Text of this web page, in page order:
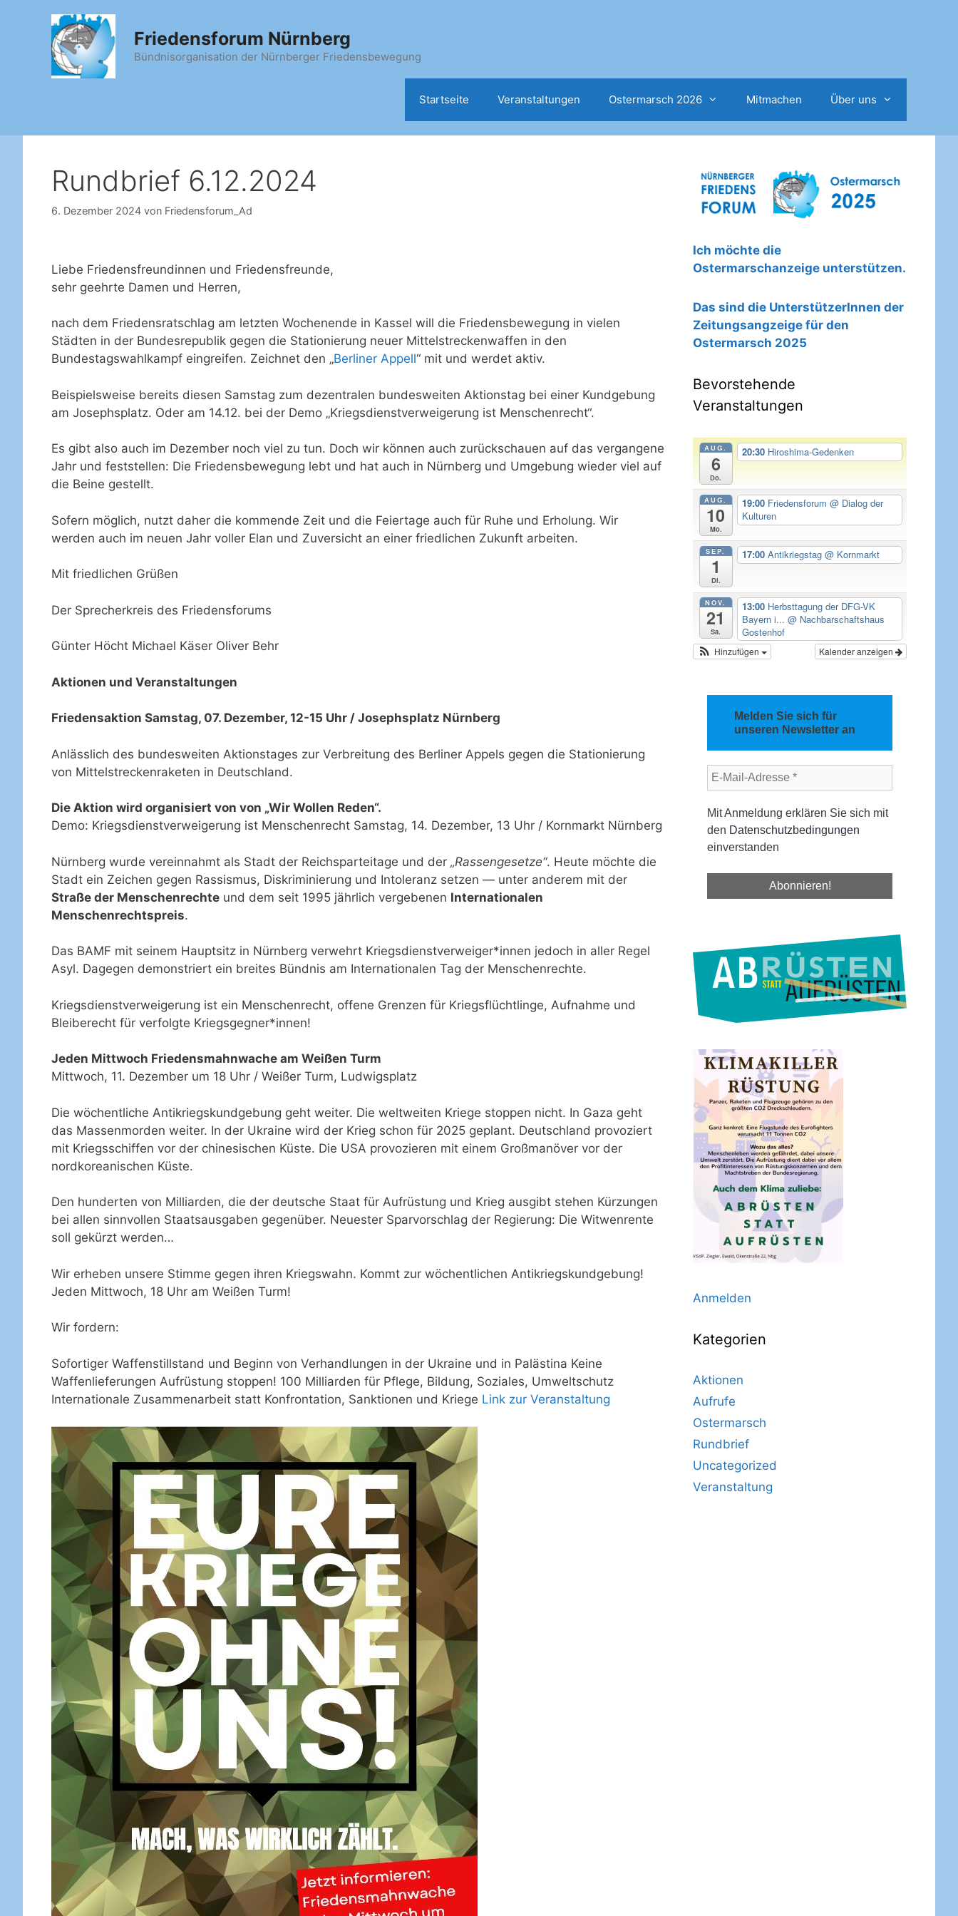
Friedensforum Nürnberg
Bündnisorganisation der Nürnberger Friedensbewegung
Startseite Veranstaltungen Ostermarsch 2026 Mitmachen Über uns
Rundbrief 6.12.2024
6. Dezember 2024 von Friedensforum_Ad
Liebe Friedensfreundinnen und Friedensfreunde,
sehr geehrte Damen und Herren,
nach dem Friedensratschlag am letzten Wochenende in Kassel will die Friedensbewegung in vielen
Städten in der Bundesrepublik gegen die Stationierung neuer Mittelstreckenwaffen in den
Bundestagswahlkampf eingreifen. Zeichnet den „Berliner Appell“ mit und werdet aktiv.
Beispielsweise bereits diesen Samstag zum dezentralen bundesweiten Aktionstag bei einer Kundgebung
am Josephsplatz. Oder am 14.12. bei der Demo „Kriegsdienstverweigerung ist Menschenrecht“.
Es gibt also auch im Dezember noch viel zu tun. Doch wir können auch zurückschauen auf das vergangene
Jahr und feststellen: Die Friedensbewegung lebt und hat auch in Nürnberg und Umgebung wieder viel auf
die Beine gestellt.
Sofern möglich, nutzt daher die kommende Zeit und die Feiertage auch für Ruhe und Erholung. Wir
werden auch im neuen Jahr voller Elan und Zuversicht an einer friedlichen Zukunft arbeiten.
Mit friedlichen Grüßen
Der Sprecherkreis des Friedensforums
Günter Höcht Michael Käser Oliver Behr
Aktionen und Veranstaltungen
Friedensaktion Samstag, 07. Dezember, 12-15 Uhr / Josephsplatz Nürnberg
Anlässlich des bundesweiten Aktionstages zur Verbreitung des Berliner Appels gegen die Stationierung
von Mittelstreckenraketen in Deutschland.
Die Aktion wird organisiert von von „Wir Wollen Reden“.
Demo: Kriegsdienstverweigerung ist Menschenrecht Samstag, 14. Dezember, 13 Uhr / Kornmarkt Nürnberg
Nürnberg wurde vereinnahmt als Stadt der Reichsparteitage und der „Rassengesetze“. Heute möchte die
Stadt ein Zeichen gegen Rassismus, Diskriminierung und Intoleranz setzen — unter anderem mit der
Straße der Menschenrechte und dem seit 1995 jährlich vergebenen Internationalen
Menschenrechtspreis.
Das BAMF mit seinem Hauptsitz in Nürnberg verwehrt Kriegsdienstverweiger*innen jedoch in aller Regel
Asyl. Dagegen demonstriert ein breites Bündnis am Internationalen Tag der Menschenrechte.
Kriegsdienstverweigerung ist ein Menschenrecht, offene Grenzen für Kriegsflüchtlinge, Aufnahme und
Bleiberecht für verfolgte Kriegsgegner*innen!
Jeden Mittwoch Friedensmahnwache am Weißen Turm
Mittwoch, 11. Dezember um 18 Uhr / Weißer Turm, Ludwigsplatz
Die wöchentliche Antikriegskundgebung geht weiter. Die weltweiten Kriege stoppen nicht. In Gaza geht
das Massenmorden weiter. In der Ukraine wird der Krieg schon für 2025 geplant. Deutschland provoziert
mit Kriegsschiffen vor der chinesischen Küste. Die USA provozieren mit einem Großmanöver vor der
nordkoreanischen Küste.
Den hunderten von Milliarden, die der deutsche Staat für Aufrüstung und Krieg ausgibt stehen Kürzungen
bei allen sinnvollen Staatsausgaben gegenüber. Neuester Sparvorschlag der Regierung: Die Witwenrente
soll gekürzt werden…
Wir erheben unsere Stimme gegen ihren Kriegswahn. Kommt zur wöchentlichen Antikriegskundgebung!
Jeden Mittwoch, 18 Uhr am Weißen Turm!
Wir fordern:
Sofortiger Waffenstillstand und Beginn von Verhandlungen in der Ukraine und in Palästina Keine
Waffenlieferungen Aufrüstung stoppen! 100 Milliarden für Pflege, Bildung, Soziales, Umweltschutz
Internationale Zusammenarbeit statt Konfrontation, Sanktionen und Kriege Link zur Veranstaltung
Ich möchte die
Ostermarschanzeige unterstützen.
Das sind die UnterstützerInnen der
Zeitungsangzeige für den
Ostermarsch 2025
Bevorstehende
Veranstaltungen
AUG.
6
Do.
20:30 Hiroshima-Gedenken
AUG.
10
Mo.
19:00 Friedensforum @ Dialog der
Kulturen
SEP.
1
Di.
17:00 Antikriegstag @ Kornmarkt
NOV.
21
Sa.
13:00 Herbsttagung der DFG-VK
Bayern i... @ Nachbarschaftshaus
Gostenhof
Kalender anzeigen
Hinzufügen
Melden Sie sich für
unseren Newsletter an
Mit Anmeldung erklären Sie sich mit
den Datenschutzbedingungen
einverstanden
Anmelden
Kategorien
Aktionen
Aufrufe
Ostermarsch
Rundbrief
Uncategorized
Veranstaltung